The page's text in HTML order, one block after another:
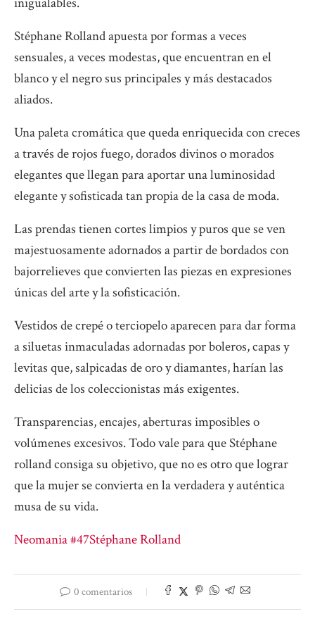
Stéphane Rolland apuesta por formas a veces
sensuales, a veces modestas, que encuentran en el
blanco y el negro sus principales y más destacados
aliados.
Una paleta cromática que queda enriquecida con creces
a través de rojos fuego, dorados divinos o morados
elegantes que llegan para aportar una luminosidad
elegante y sofisticada tan propia de la casa de moda.
Las prendas tienen cortes limpios y puros que se ven
majestuosamente adornados a partir de bordados con
bajorrelieves que convierten las piezas en expresiones
únicas del arte y la sofisticación.
Vestidos de crepé o terciopelo aparecen para dar forma
a siluetas inmaculadas adornadas por boleros, capas y
levitas que, salpicadas de oro y diamantes, harían las
delicias de los coleccionistas más exigentes.
Transparencias, encajes, aberturas imposibles o
volúmenes excesivos. Todo vale para que Stéphane
rolland consiga su objetivo, que no es otro que lograr
que la mujer se convierta en la verdadera y auténtica
musa de su vida.
Neomania #47Stéphane Rolland
0 comentarios